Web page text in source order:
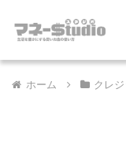
ホーム クレ